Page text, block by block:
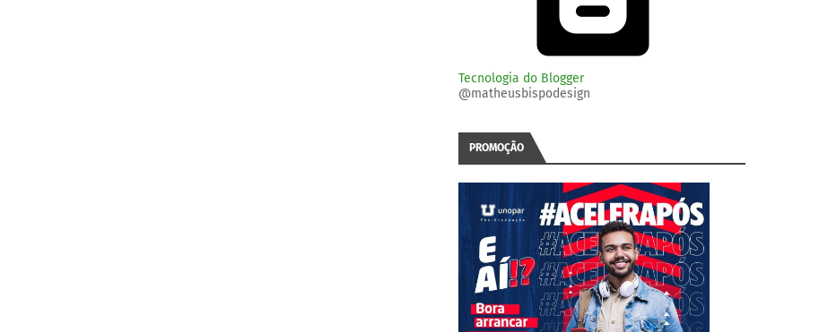
Tecnologia do Blogger
@matheusbispodesign
PROMOÇÃO